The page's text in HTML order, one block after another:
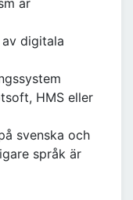
är
digitala
HMS eller
svenska och
språk är